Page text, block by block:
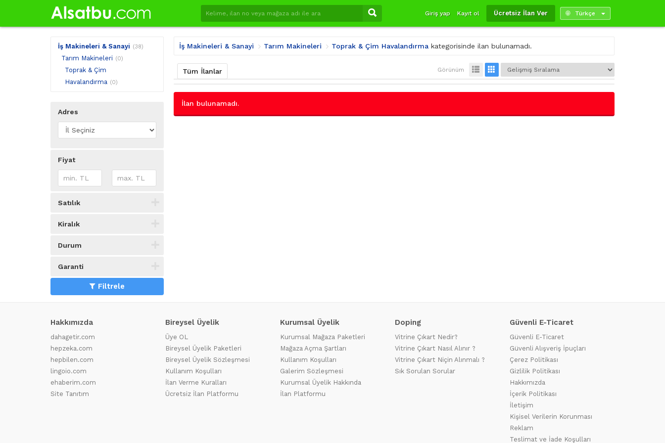
Giriş yap Kayıt ol Ücretsiz İlan Ver Türkçe
İş Makineleri & Sanayi (38)
Tarım Makineleri (0)
Toprak & Çim
Havalandırma (0)
Adres
Fiyat
Satılık
Kiralık
Durum
Garanti
Filtrele
İş Makineleri & Sanayi Tarım Makineleri Toprak & Çim Havalandırma kategorisinde ilan bulunamadı.
Tüm İlanlar Görünüm
İlan bulunamadı.
Hakkımızda
dahagetir.com
hepzeka.com
hepbilen.com
lingoio.com
ehaberim.com
Site Tanıtım
Bireysel Üyelik
Üye OL
Bireysel Üyelik Paketleri
Bireysel Üyelik Sözleşmesi
Kullanım Koşulları
İlan Verme Kuralları
Ücretsiz İlan Platformu
Kurumsal Üyelik
Kurumsal Mağaza Paketleri
Mağaza Açma Şartları
Kullanım Koşulları
Galerim Sözleşmesi
Kurumsal Üyelik Hakkında
İlan Platformu
Doping
Vitrine Çıkart Nedir?
Vitrine Çıkart Nasıl Alınır ?
Vitrine Çıkart Niçin Alınmalı ?
Sık Sorulan Sorular
Güvenli E-Ticaret
Güvenli E-Ticaret
Güvenli Alışveriş İpuçları
Çerez Politikası
Gizlilik Politikası
Hakkımızda
İçerik Politikası
İletişim
Kişisel Verilerin Korunması
Reklam
Teslimat ve İade Koşulları